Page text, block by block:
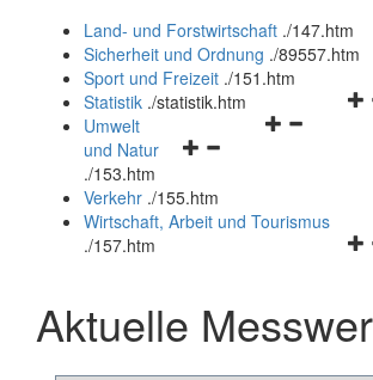
und
schließen
Land- und Forstwirtschaft ./147.htm
Sicherheit und Ordnung ./89557.htm
Sport und Freizeit ./151.htm
Statistik ./statistik.htm
Navigationsmenü
und
schließen
Umwelt
und Natur
./153.htm
Verkehr ./155.htm
Wirtschaft, Arbeit und Tourismus
./157.htm
Aktuelle